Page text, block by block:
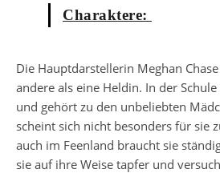
Charaktere:
Die Hauptdarstellerin Meghan
andere als eine Heldin. In der
und gehört zu den unbeliebten
scheint sich nicht besonders für sie
auch im Feenland braucht sie
sie auf ihre Weise tapfer und